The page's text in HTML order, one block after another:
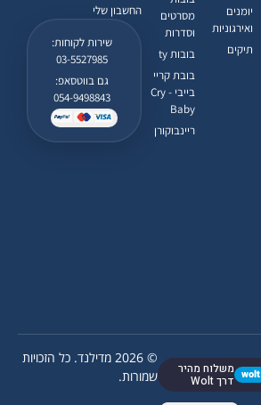
wolt משלוח מהיר
דרך Wolt
© 2026 מדילנד. כל הזכויות
שמורות.
החשבון שלי
שירות לקוחות:
03-5527985
גם בווטסאפ:
054-9498843
יומנים
ואירגוניות
תיקים
מסרטים
וסדרות
בובות ty
בובת קריי
בייבי - Cry
Baby
ריינבוקורן